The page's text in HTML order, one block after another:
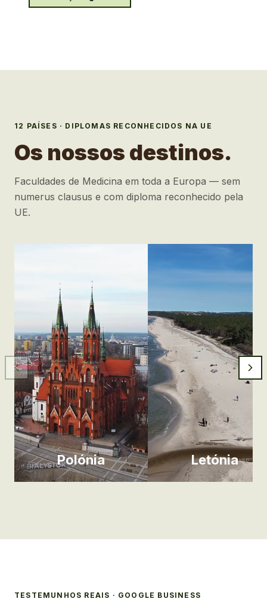
12 PAÍSES · DIPLOMAS RECONHECIDOS NA UE
Os nossos destinos.
Faculdades de Medicina em toda a Europa — sem
numerus clausus e com diploma reconhecido pela
UE.
Polónia Letónia
TESTEMUNHOS REAIS · GOOGLE BUSINESS